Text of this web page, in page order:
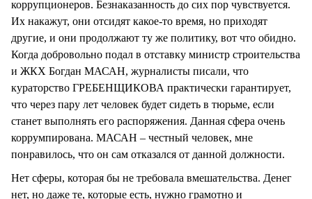
коррупционеров. Безнаказанность до сих пор чувствуется.
Их накажут, они отсидят какое-то время, но приходят
другие, и они продолжают ту же политику, вот что обидно.
Когда добровольно подал в отставку министр строительства
и ЖКХ Богдан МАСАН, журналисты писали, что
кураторство ГРЕБЕНЩИКОВА практически гарантирует,
что через пару лет человек будет сидеть в тюрьме, если
станет выполнять его распоряжения. Данная сфера очень
коррумпирована. МАСАН – честный человек, мне
понравилось, что он сам отказался от данной должности.
Нет сферы, которая бы не требовала вмешательства. Денег
нет, но даже те, которые есть, нужно грамотно и